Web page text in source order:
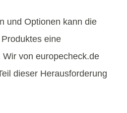
und Optionen kann die
eine
von europecheck.de
dieser Herausforderung